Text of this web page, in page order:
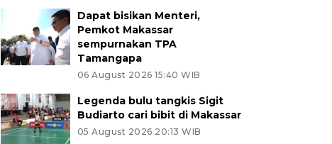
Dapat bisikan Menteri,
Pemkot Makassar
sempurnakan TPA
Tamangapa
06 August 2026 15:40 WIB
Legenda bulu tangkis Sigit
Budiarto cari bibit di Makassar
05 August 2026 20:13 WIB